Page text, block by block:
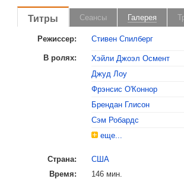
Титры Сеансы Галерея
Режиссер: Стивен Спилберг
В ролях: Хэйли Джоэл Осмент
Джуд Лоу
Фрэнсис О'Коннор
Брендан Глисон
Сэм Робардс
еще...
Страна:
США
Время:
146 мин.
Золотой глобус